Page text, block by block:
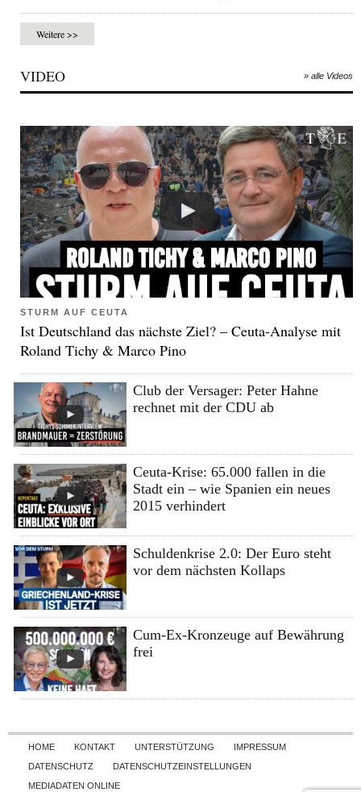
Weitere >>
VIDEO » alle Videos
STURM AUF CEUTA
Ist Deutschland das nächste Ziel? – Ceuta-Analyse mit
Roland Tichy & Marco Pino
Club der Versager: Peter Hahne
rechnet mit der CDU ab
Ceuta-Krise: 65.000 fallen in die
Stadt ein – wie Spanien ein neues
2015 verhindert
Schuldenkrise 2.0: Der Euro steht
vor dem nächsten Kollaps
Cum-Ex-Kronzeuge auf Bewährung
frei
Skip to content
HOME KONTAKT UNTERSTÜTZUNG
IMPRESSUM
DATENSCHUTZ
DATENSCHUTZEINSTELLUNGEN
MEDIADATEN ONLINE